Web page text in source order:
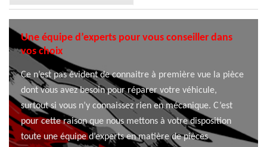
Une équipe d’experts pour vous conseiller dans
vos choix
Ce n’est pas évident de connaitre à première vue la pièce
dont vous avez besoin pour réparer votre véhicule,
surtout si vous n’y connaissez rien en mécanique. C’est
pour cette raison que nous mettons à votre disposition
toute une équipe d’experts en matière de pièces